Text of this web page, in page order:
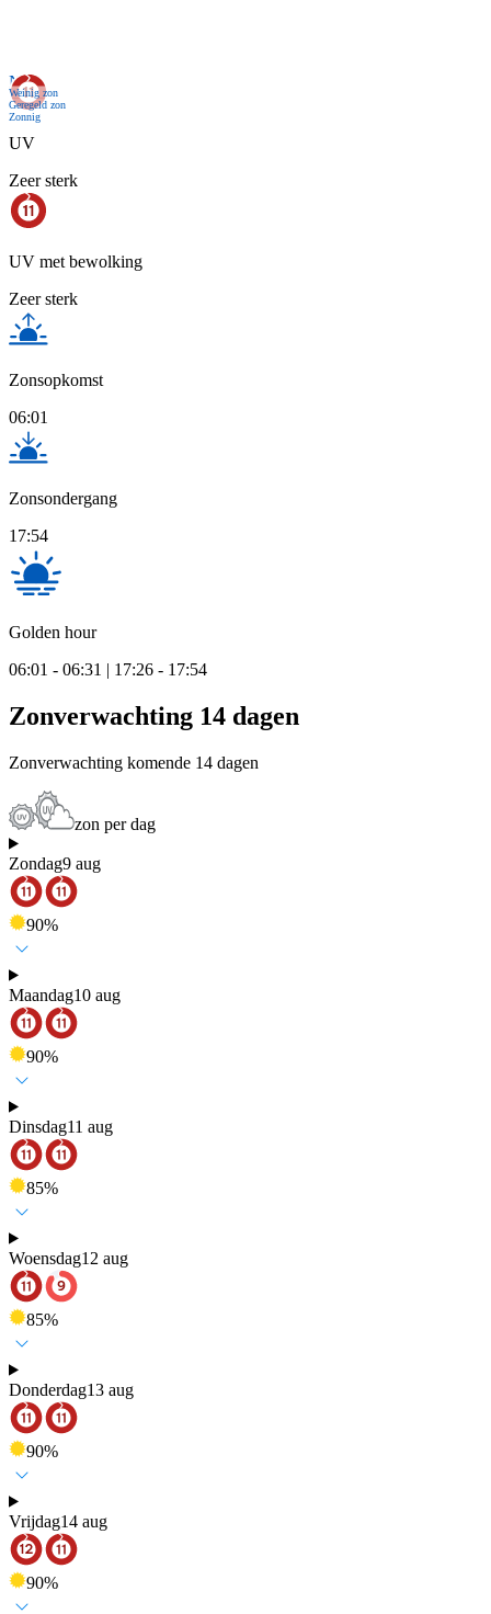
Nu
Weinig zon
Geregeld zon
Zonnig
UV
Zeer sterk
UV met bewolking
Zeer sterk
Zonsopkomst
06:01
Zonsondergang
17:54
Golden hour
06:01 - 06:31 | 17:26 - 17:54
Zonverwachting 14 dagen
Zonverwachting komende 14 dagen
zon per dag
Zondag9 aug
90%
Maandag10 aug
90%
Dinsdag11 aug
85%
Woensdag12 aug
85%
Donderdag13 aug
90%
Vrijdag14 aug
90%